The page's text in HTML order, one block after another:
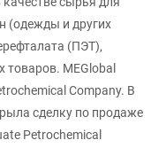
(одежды и других
(ПЭТ),
MEGlobal
Company. В
сделку по продаже
Petrochemical